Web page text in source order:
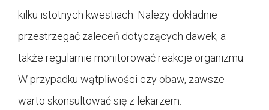
kilku istotnych kwestiach. Należy dokładnie
przestrzegać zaleceń dotyczących dawek, a
także regularnie monitorować reakcje organizmu.
W przypadku wątpliwości czy obaw, zawsze
warto skonsultować się z lekarzem.